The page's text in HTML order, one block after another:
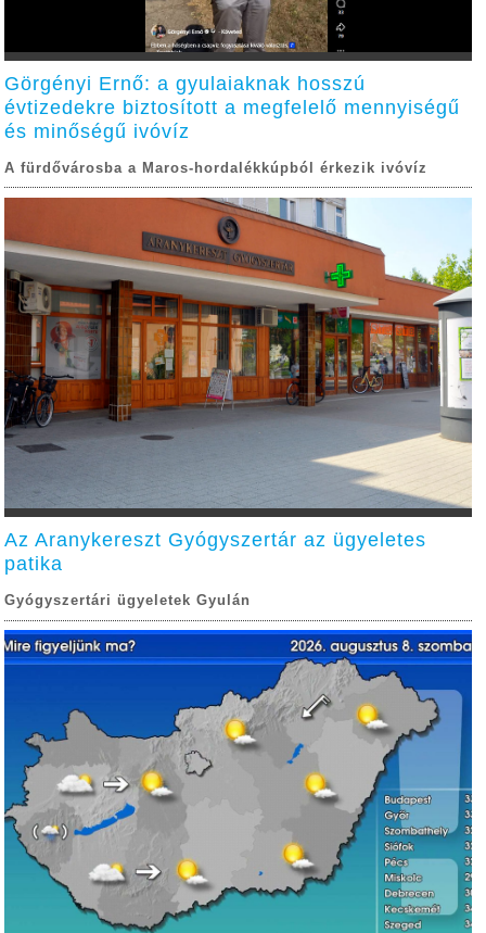
Görgényi Ernő: a gyulaiaknak hosszú
évtizedekre biztosított a megfelelő mennyiségű
és minőségű ivóvíz
A fürdővárosba a Maros-hordalékkúpból érkezik ivóvíz
Az Aranykereszt Gyógyszertár az ügyeletes
patika
Gyógyszertári ügyeletek Gyulán